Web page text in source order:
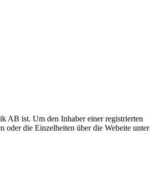
AB ist. Um den Inhaber einer registrierten
oder die Einzelheiten über die Webeite unter